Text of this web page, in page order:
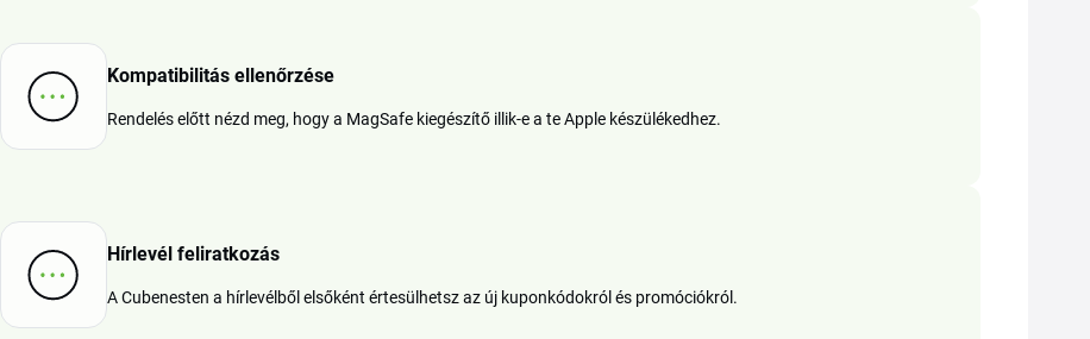
Kompatibilitás ellenőrzése
Rendelés előtt nézd meg, hogy a MagSafe kiegészítő illik-e a te Apple készülékedhez.
Hírlevél feliratkozás
A Cubenesten a hírlevélből elsőként értesülhetsz az új kuponkódokról és promóciókról.